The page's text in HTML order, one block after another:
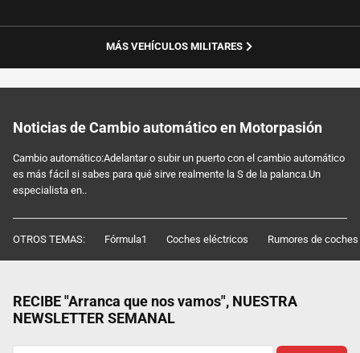
MÁS VEHÍCULOS MILITARES
Noticias de Cambio automático en Motorpasión
Cambio automático:Adelantar o subir un puerto con el cambio automático
es más fácil si sabes para qué sirve realmente la S de la palanca.Un
especialista en..
OTROS TEMAS: Fórmula1 Coches eléctricos Rumores de coches
RECIBE "Arranca que nos vamos", NUESTRA
NEWSLETTER SEMANAL